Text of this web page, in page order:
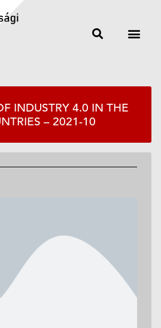
INDUSTRY 4.0 IN THE
– 2021-10